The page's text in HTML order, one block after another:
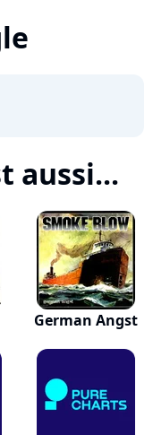
aussi...
German Angst